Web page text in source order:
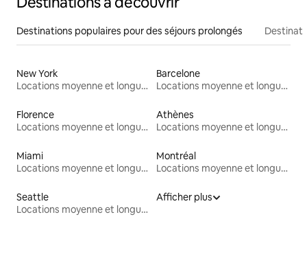
Destinations populaires pour des séjours prolongés
New York
Locations moyenne et longue durée
Barcelone
Locations moyenne et longue durée
Florence
Locations moyenne et longue durée
Athènes
Locations moyenne et longue durée
Miami
Locations moyenne et longue durée
Montréal
Locations moyenne et longue durée
Seattle
Locations moyenne et longue durée
Afficher plus